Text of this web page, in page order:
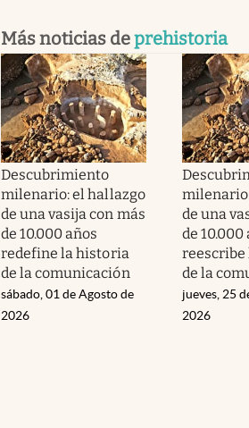
Más noticias deprehistoria
Descubrimiento
milenario: el hallazgo
de una vasija con más
de 10.000 años
redefine la historia
de la comunicación
sábado, 01 de Agosto de
2026
de una
de 10.000
de la
jueves, 25
2026